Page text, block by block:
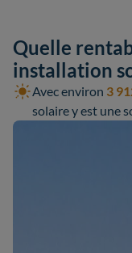
Quelle
installation
Avec environ 3
solaire y est une